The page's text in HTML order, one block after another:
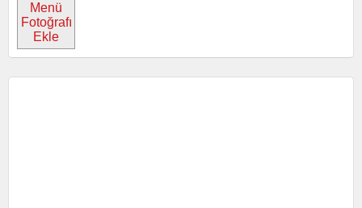
Menü
Fotoğrafı
Ekle